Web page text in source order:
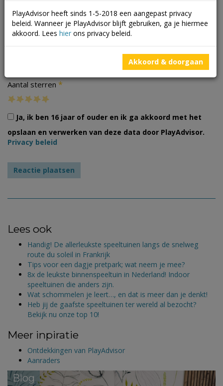
Aantal sterren *
Ja, ik ben 16 jaar of ouder en ik ga akkoord met het
opslaan en verwerken van deze data door PlayAdvisor.
Privacy beleid
Lees ook
Handig! De allerleukste speeltuinen langs de snelweg
route du soleil in Frankrijk
Tips voor een dagje pretpark; wat neem je mee?
8x de leukste binnenspeeltuin in Nederland! Indoor
speeltuinen die anders zijn.
Wat schommelen je leert…, en dat is meer dan je denkt!
Heb jij de gaafste speeltuinen ter wereld al bezocht?
Bekijk nu onze top 10!
Meer inpiratie
Ontdekkingen van PlayAdvisor
Aanraders
Blog
PlayAdvisor heeft sinds 1-5-2018 een aangepast privacy
beleid. Wanneer je PlayAdvisor blijft gebruiken, ga je hiermee
akkoord. Lees hier ons privacy beleid.
Akkoord & doorgaan